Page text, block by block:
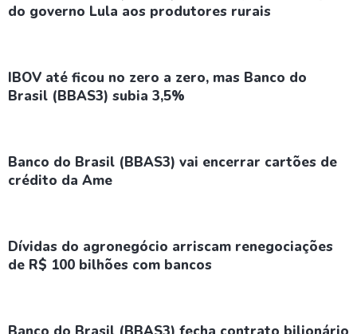
do governo Lula aos produtores rurais
IBOV até ficou no zero a zero, mas Banco do
Brasil (BBAS3) subia 3,5%
Banco do Brasil (BBAS3) vai encerrar cartões de
crédito da Ame
Dívidas do agronegócio arriscam renegociações
de R$ 100 bilhões com bancos